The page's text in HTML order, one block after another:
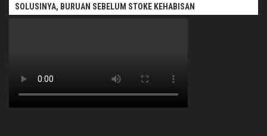
SOLUSINYA, BURUAN SEBELUM STOKE KEHABISAN